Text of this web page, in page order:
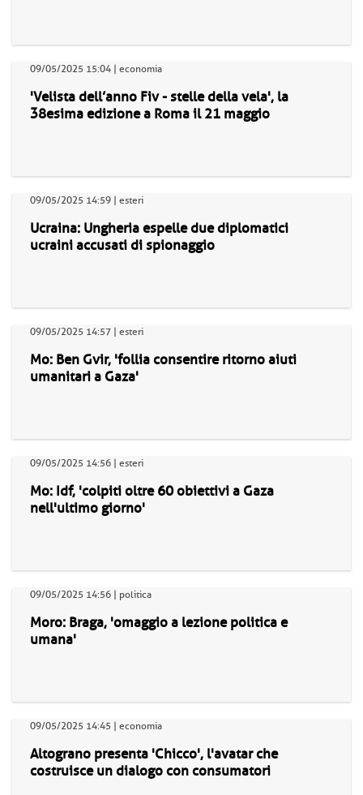
09/05/2025 15:04 | economia
'Velista dell’anno Fiv - stelle della vela', la
38esima edizione a Roma il 21 maggio
09/05/2025 14:59 | esteri
Ucraina: Ungheria espelle due diplomatici
ucraini accusati di spionaggio
09/05/2025 14:57 | esteri
Mo: Ben Gvir, 'follia consentire ritorno aiuti
umanitari a Gaza'
09/05/2025 14:56 | esteri
Mo: Idf, 'colpiti oltre 60 obiettivi a Gaza
nell'ultimo giorno'
09/05/2025 14:56 | politica
Moro: Braga, 'omaggio a lezione politica e
umana'
09/05/2025 14:45 | economia
Altograno presenta 'Chicco', l'avatar che
costruisce un dialogo con consumatori